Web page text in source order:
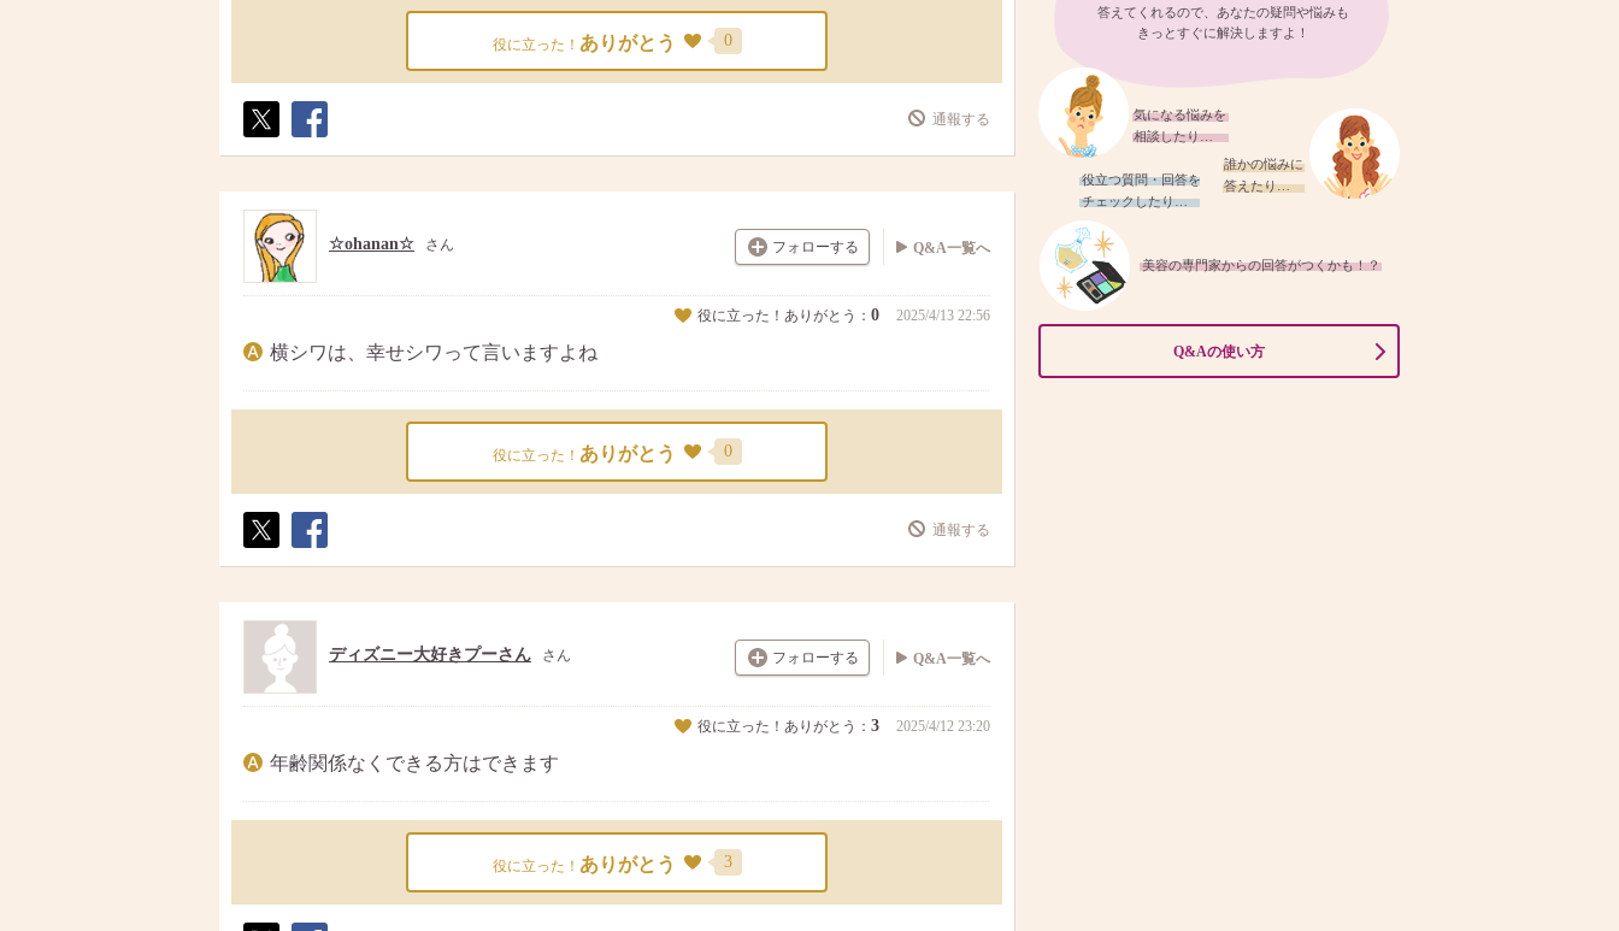
役に立った！ ありがとう 0
ト
ア
通報する
フォローする
☆ohanan☆ さん Q&A一覧へ
役に立った！ありがとう： 0 2025/4/13 22:56
横シワは、幸せシワって言いますよね
役に立った！ ありがとう 0
ト
ア
通報する
フォローする
ディズニー大好きプーさん さん Q&A一覧へ
役に立った！ありがとう： 3 2025/4/12 23:20
年齢関係なくできる方はできます
役に立った！ ありがとう 3
答えてくれるので、あなたの疑問や悩みも
きっとすぐに解決しますよ！
気になる悩みを
相談したり…
誰かの悩みに
答えたり…
役立つ質問・回答を
チェックしたり…
美容の専門家からの回答がつくかも！？
Q&Aの使い方